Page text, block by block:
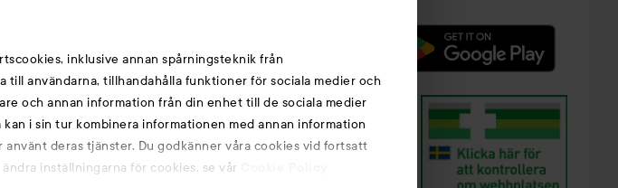
inklusive annan spårningsteknik från
användarna, tillhandahålla funktioner för sociala medier och
och annan information från din enhet till de sociala medier
i sin tur kombinera informationen med annan information
deras tjänster. Du godkänner våra cookies vid fortsatt
inställningarna för cookies, se vår
gillar